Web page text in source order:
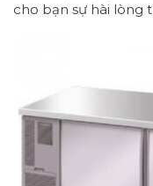
cho bạn sự hài lòng